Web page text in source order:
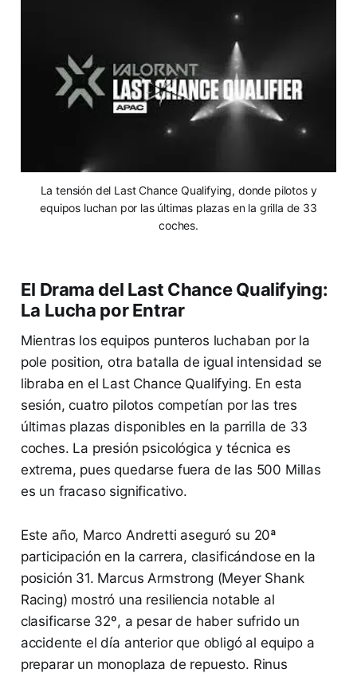
La tensión del Last Chance Qualifying, donde pilotos y
equipos luchan por las últimas plazas en la grilla de 33
coches.
El Drama del Last Chance Qualifying:
La Lucha por Entrar
Mientras los equipos punteros luchaban por la
pole position, otra batalla de igual intensidad se
libraba en el Last Chance Qualifying. En esta
sesión, cuatro pilotos competían por las tres
últimas plazas disponibles en la parrilla de 33
coches. La presión psicológica y técnica es
extrema, pues quedarse fuera de las 500 Millas
es un fracaso significativo.
Este año, Marco Andretti aseguró su 20ª
participación en la carrera, clasificándose en la
posición 31. Marcus Armstrong (Meyer Shank
Racing) mostró una resiliencia notable al
clasificarse 32º, a pesar de haber sufrido un
accidente el día anterior que obligó al equipo a
preparar un monoplaza de repuesto. Rinus